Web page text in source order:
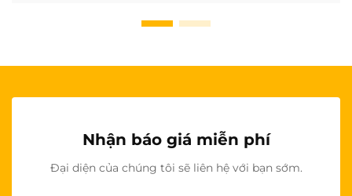
Nhận báo giá miễn phí
Đại diện của chúng tôi sẽ liên hệ với bạn sớm.